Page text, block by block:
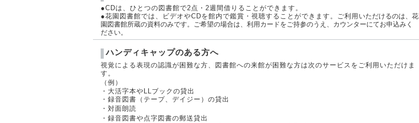
●CDは、ひとつの図書館で2点・2週間借りることができます。
●花園図書館では、ビデオやCDを館内で鑑賞・視聴することができます。ご利用 いただけるのは、花
園図書館所蔵の資料のみです。ご希望の場合は、利用カードをご持参のうえ、カウンターにてお申込みく
ださい。
ハンディキャップのある方へ
視覚による表現の認識が困難な方、図書館への来館が困難な方は次のサービスをご利用いただけま
す。
（例）
・大活字本やLLブックの貸出
・録音図書（テープ、デイジー）の貸出
・対面朗読
・録音図書や点字図書の郵送貸出